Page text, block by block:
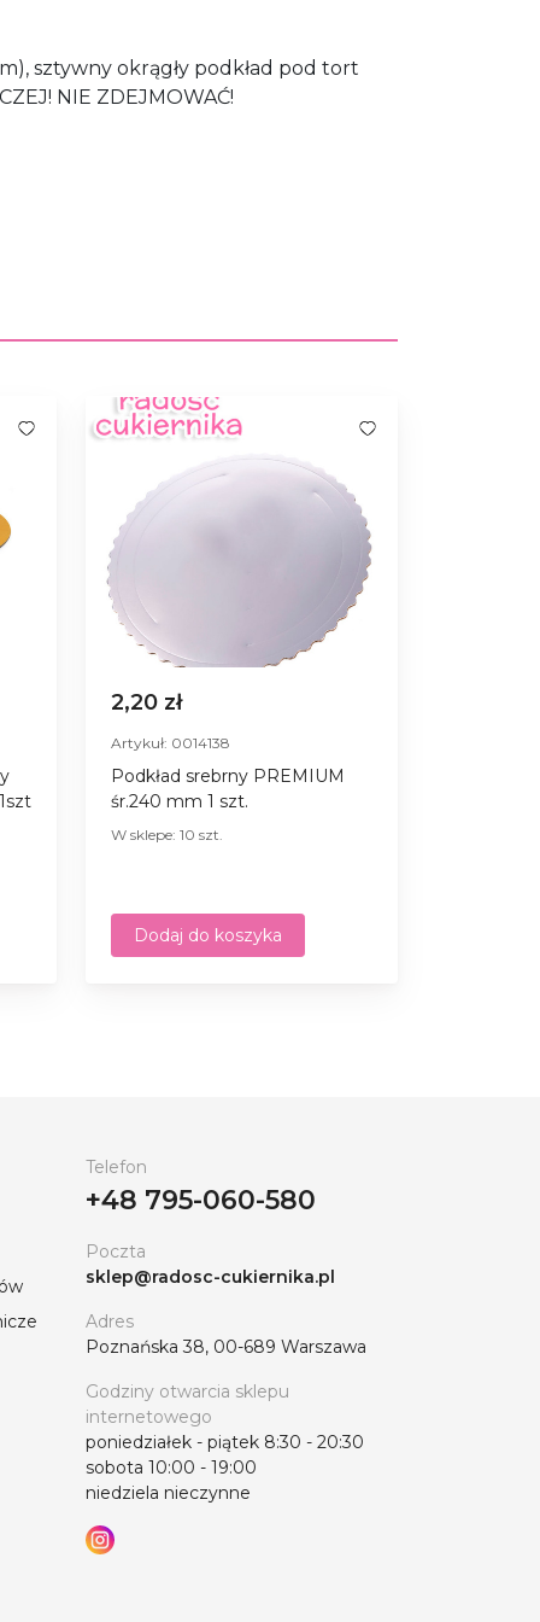
sztywny okrągły podkład pod tort
NIE ZDEJMOWAĆ!
2,20 zł
Artykuł: 0014138
Podkład srebrny PREMIUM
śr.240 mm 1 szt.
W sklepe: 10 szt.
Dodaj do koszyka
Telefon
+48 795-060-580
Poczta
sklep@radosc-cukiernika.pl
Adres
Poznańska 38, 00-689 Warszawa
Godziny otwarcia sklepu
internetowego
poniedziałek - piątek 8:30 - 20:30
sobota 10:00 - 19:00
niedziela nieczynne